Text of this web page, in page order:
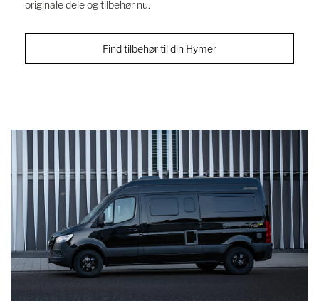
originale dele og tilbehør nu.
Find tilbehør til din Hymer